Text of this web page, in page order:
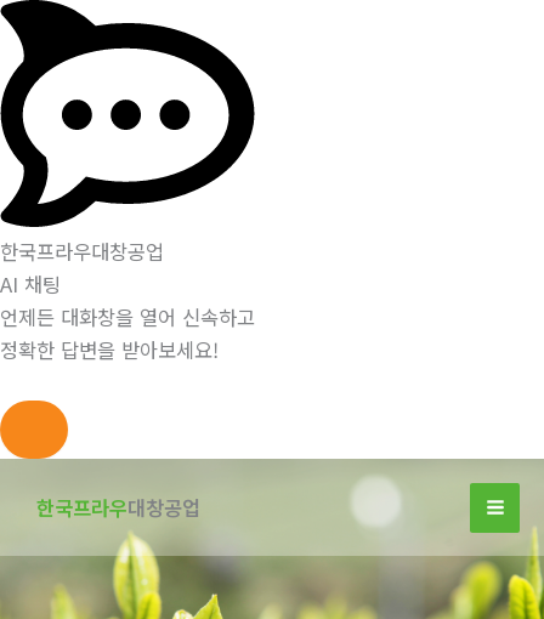
한국프라우대창공업
AI 채팅
언제든 대화창을 열어 신속하고
정확한 답변을 받아보세요!
한국프라우대창공업